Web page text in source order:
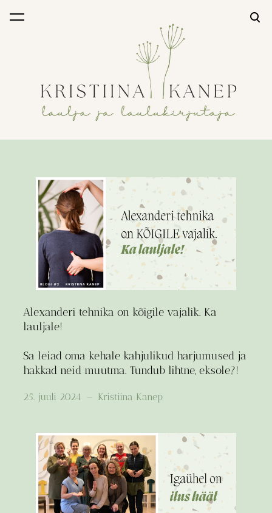
lisati ostukorvi.
Alexanderi tehnika on kõigile vajalik. Ka
lauljale!
Sa leiad oma kehale kahjulikud harjumused ja
hakkad neid muutma. Tundub lihtne, eksole?!
25. juuli 2024 — Kristiina Kanep